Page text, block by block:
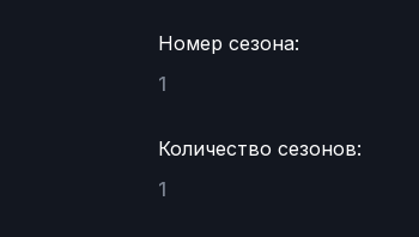
Номер сезона:
1
Количество сезонов:
1